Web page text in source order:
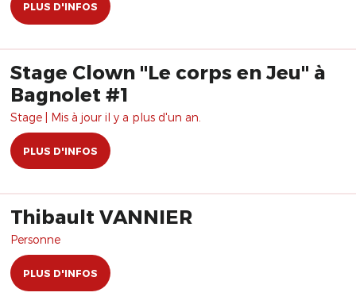
PLUS D'INFOS
Stage Clown "Le corps en Jeu" à
Bagnolet #1
Stage | Mis à jour il y a plus d'un an.
PLUS D'INFOS
Thibault VANNIER
Personne
PLUS D'INFOS